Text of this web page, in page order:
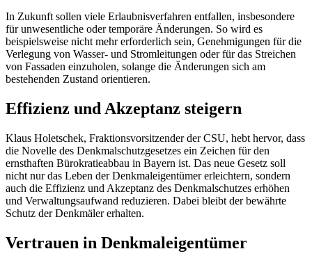
In Zukunft sollen viele Erlaubnisverfahren entfallen, insbesondere
für unwesentliche oder temporäre Änderungen. So wird es
beispielsweise nicht mehr erforderlich sein, Genehmigungen für die
Verlegung von Wasser- und Stromleitungen oder für das Streichen
von Fassaden einzuholen, solange die Änderungen sich am
bestehenden Zustand orientieren.
Effizienz und Akzeptanz steigern
Klaus Holetschek, Fraktionsvorsitzender der CSU, hebt hervor, dass
die Novelle des Denkmalschutzgesetzes ein Zeichen für den
ernsthaften Bürokratieabbau in Bayern ist. Das neue Gesetz soll
nicht nur das Leben der Denkmaleigentümer erleichtern, sondern
auch die Effizienz und Akzeptanz des Denkmalschutzes erhöhen
und Verwaltungsaufwand reduzieren. Dabei bleibt der bewährte
Schutz der Denkmäler erhalten.
Vertrauen in Denkmaleigentümer